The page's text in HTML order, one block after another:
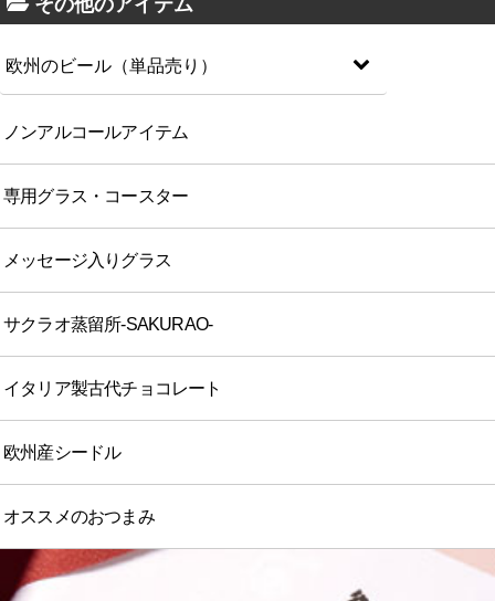
欧州のビール（単品売り）
ノンアルコールアイテム
専用グラス・コースター
メッセージ入りグラス
サクラオ蒸留所-SAKURAO-
イタリア製古代チョコレート
欧州産シードル
オススメのおつまみ